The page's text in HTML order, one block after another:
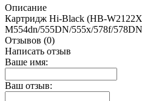
Описание
Картридж Hi-Black (HB-
M554dn/555DN/555x/578f/
Отзывов (0)
Написать отзыв
Ваше имя:
Ваш отзыв: